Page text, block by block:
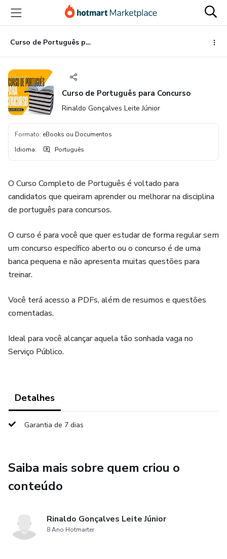
para
conteúdo
principal
para
pagamento
para
rodapé
Curso de Português para Concurso
Curso de Português para Concurso
Rinaldo Gonçalves Leite Júnior
Formato: eBooks ou Documentos
Idioma: Português
O Curso Completo de Português é voltado para
candidatos que queiram aprender ou melhorar na disciplina
de português para concursos.
O curso é para você que quer estudar de forma regular sem
um concurso específico aberto ou o concurso é de uma
banca pequena e não apresenta muitas questões para
treinar.
Você terá acesso a PDFs, além de resumos e questões
comentadas.
Ideal para você alcançar aquela tão sonhada vaga no
Serviço Público.
Detalhes
Garantia de 7 dias
Saiba mais sobre quem criou o
conteúdo
Rinaldo Gonçalves Leite Júnior
8 Ano Hotmarter